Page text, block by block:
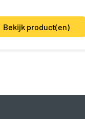
Bekijk product(en)